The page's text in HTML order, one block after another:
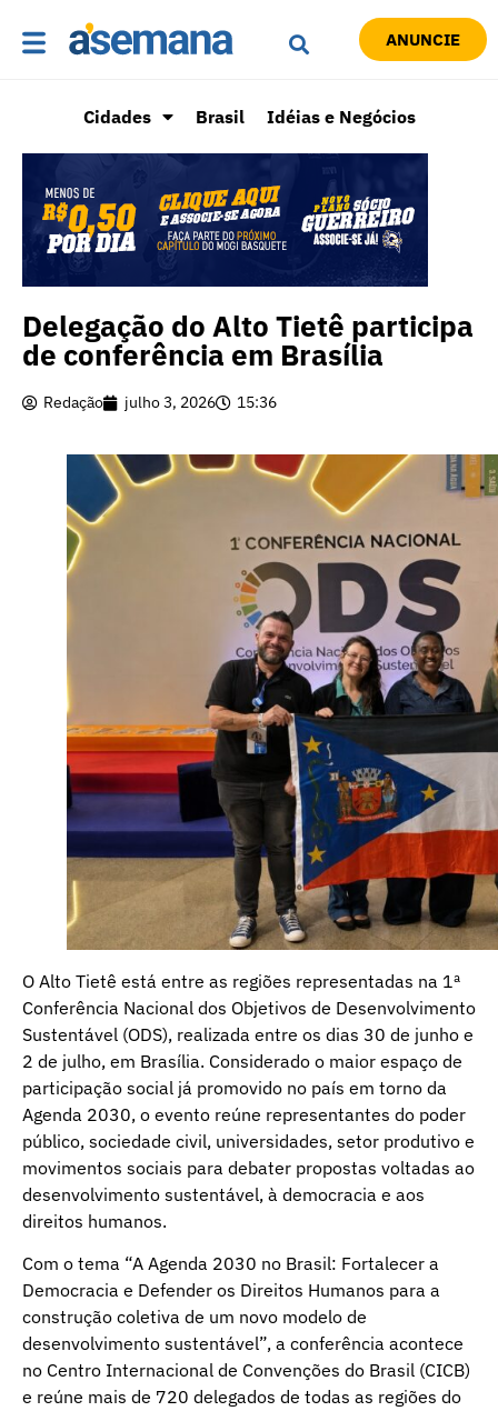
ANUNCIE
Cidades Brasil Idéias e Negócios
Delegação do Alto Tietê participa
de conferência em Brasília
Redação julho 3, 2026 15:36
O Alto Tietê está entre as regiões representadas na 1ª
Conferência Nacional dos Objetivos de Desenvolvimento
Sustentável (ODS), realizada entre os dias 30 de junho e
2 de julho, em Brasília. Considerado o maior espaço de
participação social já promovido no país em torno da
Agenda 2030, o evento reúne representantes do poder
público, sociedade civil, universidades, setor produtivo e
movimentos sociais para debater propostas voltadas ao
desenvolvimento sustentável, à democracia e aos
direitos humanos.
Com o tema “A Agenda 2030 no Brasil: Fortalecer a
Democracia e Defender os Direitos Humanos para a
construção coletiva de um novo modelo de
desenvolvimento sustentável”, a conferência acontece
no Centro Internacional de Convenções do Brasil (CICB)
e reúne mais de 720 delegados de todas as regiões do